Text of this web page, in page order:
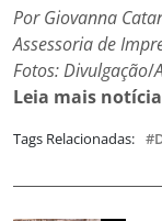
Por Giovanna
Assessoria de
Fotos: Divulgação/
Leia mais
Tags Relacionadas: